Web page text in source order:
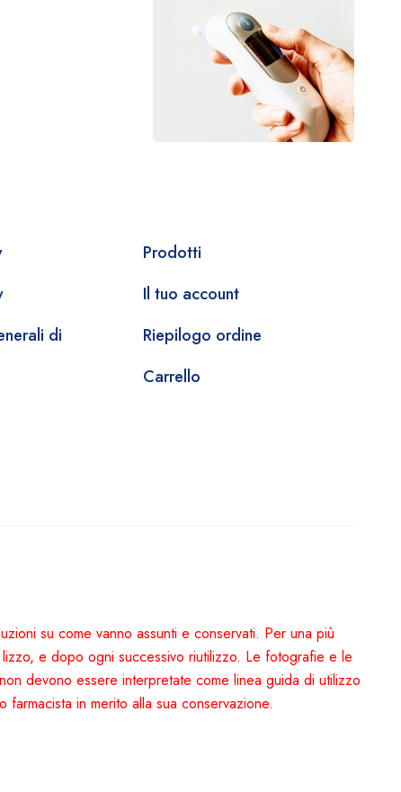
di
Prodotti
Il tuo account
Riepilogo ordine
Carrello
su come vanno assunti e conservati. Per una più
e dopo ogni successivo riutilizzo. Le fotografie e le
devono essere interpretate come linea guida di utilizzo
in merito alla sua conservazione.